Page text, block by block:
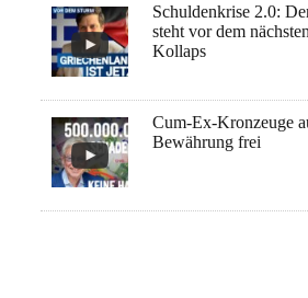
Schuldenkrise 2.0:
steht vor dem nächsten
Kollaps
Cum-Ex-Kronzeuge
Bewährung frei